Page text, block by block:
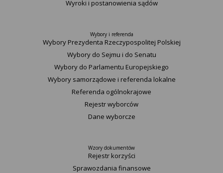
Wyroki i postanowienia sądów
Wybory i referenda
Wybory Prezydenta Rzeczypospolitej Polskiej
Wybory do Sejmu i do Senatu
Wybory do Parlamentu Europejskiego
Wybory samorządowe i referenda lokalne
Referenda ogólnokrajowe
Rejestr wyborców
Dane wyborcze
Wzory dokumentów
Rejestr korzyści
Sprawozdania finansowe